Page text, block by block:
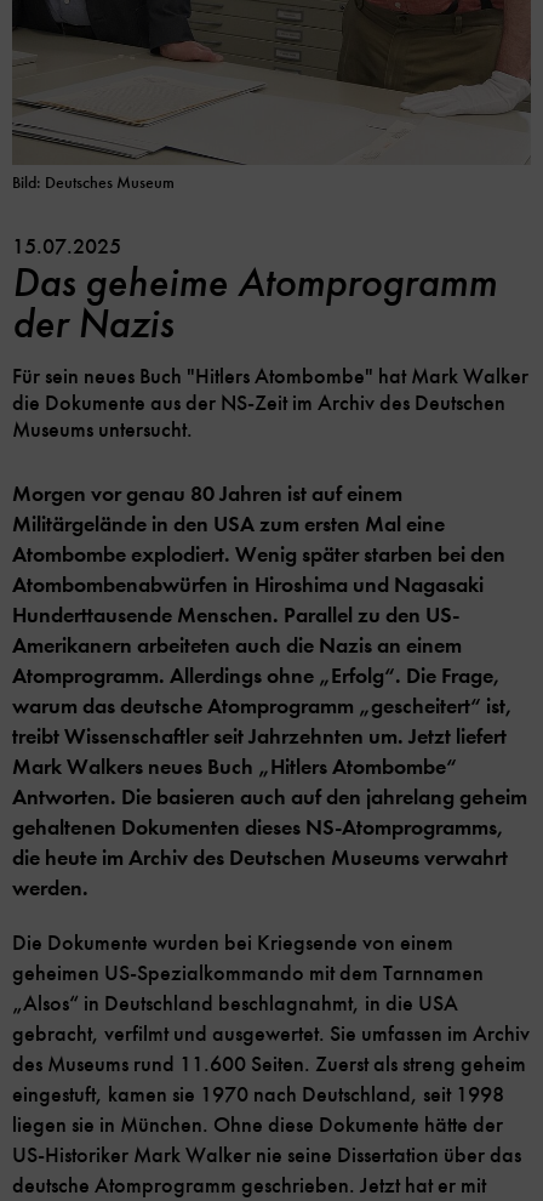
Bild: Deutsches Museum
15.07.2025
Das geheime Atomprogramm
der Nazis
Für sein neues Buch "Hitlers Atombombe" hat Mark Walker
die Dokumente aus der NS-Zeit im Archiv des Deutschen
Museums untersucht.
Morgen vor genau 80 Jahren ist auf einem
Militärgelände in den USA zum ersten Mal eine
Atombombe explodiert. Wenig später starben bei den
Atombombenabwürfen in Hiroshima und Nagasaki
Hunderttausende Menschen. Parallel zu den US-
Amerikanern arbeiteten auch die Nazis an einem
Atomprogramm. Allerdings ohne „Erfolg“. Die Frage,
warum das deutsche Atomprogramm „gescheitert“ ist,
treibt Wissenschaftler seit Jahrzehnten um. Jetzt liefert
Mark Walkers neues Buch „Hitlers Atombombe“
Antworten. Die basieren auch auf den jahrelang geheim
gehaltenen Dokumenten dieses NS-Atomprogramms,
die heute im Archiv des Deutschen Museums verwahrt
werden.
Die Dokumente wurden bei Kriegsende von einem
geheimen US-Spezialkommando mit dem Tarnnamen
„Alsos“ in Deutschland beschlagnahmt, in die USA
gebracht, verfilmt und ausgewertet. Sie umfassen im Archiv
des Museums rund 11.600 Seiten. Zuerst als streng geheim
eingestuft, kamen sie 1970 nach Deutschland, seit 1998
liegen sie in München. Ohne diese Dokumente hätte der
US-Historiker Mark Walker nie seine Dissertation über das
deutsche Atomprogramm geschrieben. Jetzt hat er mit